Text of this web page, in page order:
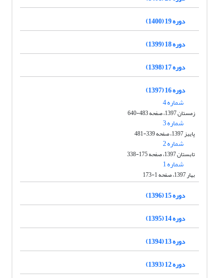
دوره 19 (1400)
دوره 18 (1399)
دوره 17 (1398)
دوره 16 (1397)
شماره 4
زمستان 1397، صفحه 483-640
شماره 3
پاییز 1397، صفحه 339-481
شماره 2
تابستان 1397، صفحه 175-338
شماره 1
بهار 1397، صفحه 1-173
دوره 15 (1396)
دوره 14 (1395)
دوره 13 (1394)
دوره 12 (1393)